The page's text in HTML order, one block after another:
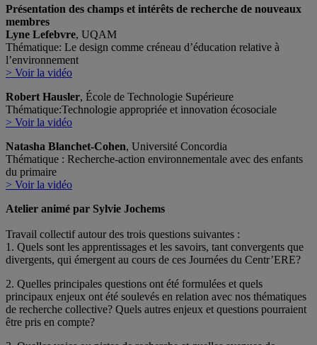
Présentation des champs et intérêts de recherche de nouveaux
membres
Lyne Lefebvre, UQAM
Thématique: Le design comme créneau d’éducation relative à
l’environnement
> Voir la vidéo
Robert Hausler, École de Technologie Supérieure
Thématique:Technologie appropriée et innovation écosociale
> Voir la vidéo
Natasha Blanchet-Cohen, Université Concordia
Thématique : Recherche-action environnementale avec des enfants
du primaire
> Voir la vidéo
Atelier animé par Sylvie Jochems
Travail collectif autour des trois questions suivantes :
1. Quels sont les apprentissages et les savoirs, tant convergents que
divergents, qui émergent au cours de ces Journées du Centr’ERE?
2. Quelles principales questions ont été formulées et quels
principaux enjeux ont été soulevés en relation avec nos thématiques
de recherche collective? Quels autres enjeux et questions pourraient
être pris en compte?